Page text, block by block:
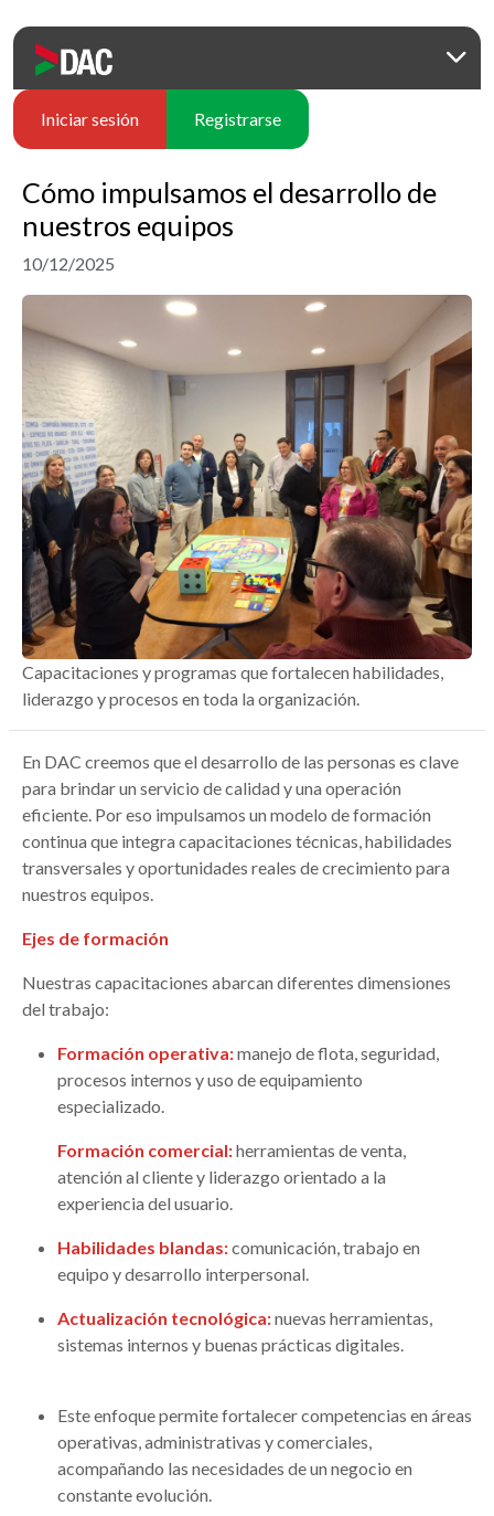
Iniciar sesión Registrarse
Cómo impulsamos el desarrollo de
nuestros equipos
10/12/2025
Capacitaciones y programas que fortalecen habilidades,
liderazgo y procesos en toda la organización.
En DAC creemos que el desarrollo de las personas es clave
para brindar un servicio de calidad y una operación
eficiente. Por eso impulsamos un modelo de formación
continua que integra capacitaciones técnicas, habilidades
transversales y oportunidades reales de crecimiento para
nuestros equipos.
Ejes de formación
Nuestras capacitaciones abarcan diferentes dimensiones
del trabajo:
Formación operativa:manejo de flota, seguridad,
procesos internos y uso de equipamiento
especializado.
Formación comercial:herramientas de venta,
atención al cliente y liderazgo orientado a la
experiencia del usuario.
Habilidades blandas:comunicación, trabajo en
equipo y desarrollo interpersonal.
Actualización tecnológica:nuevas herramientas,
sistemas internos y buenas prácticas digitales.
Este enfoque permite fortalecer competencias en áreas
operativas, administrativas y comerciales,
acompañando las necesidades de un negocio en
constante evolución.